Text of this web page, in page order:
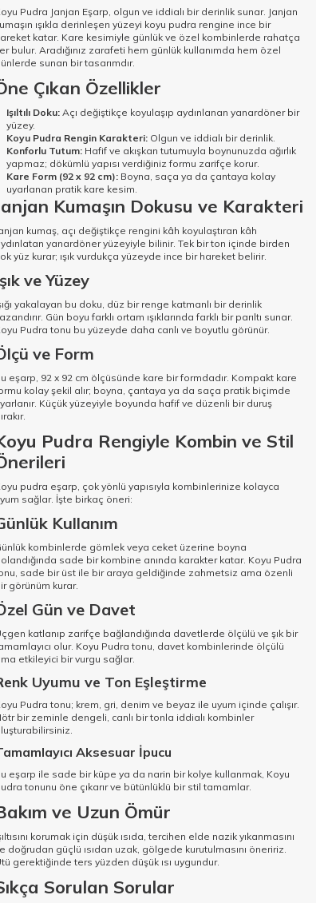
Pudra Janjan Eşarp, olgun ve iddialı bir derinlik sunar. Janjan
ışıkla derinleşen yüzeyi koyu pudra rengine ince bir
katar. Kare kesimiyle günlük ve özel kombinlerde rahatça
bulur. Aradığınız zarafeti hem günlük kullanımda hem özel
sunan bir tasarımdır.
Çıkan Özellikler
Işıltılı Doku: Açı değiştikçe koyulaşıp aydınlanan yanardöner bir
yüzey.
Koyu Pudra Rengin Karakteri: Olgun ve iddialı bir derinlik.
Konforlu Tutum: Hafif ve akışkan tutumuyla boynunuzda ağırlık
yapmaz; dökümlü yapısı verdiğiniz formu zarifçe korur.
Kare Form (92 x 92 cm): Boyna, saça ya da çantaya kolay
uyarlanan pratik kare kesim.
Kumaşın Dokusu ve Karakteri
kumaş, açı değiştikçe rengini kâh koyulaştıran kâh
yanardöner yüzeyiyle bilinir. Tek bir ton içinde birden
yüz kurar; ışık vurdukça yüzeyde ince bir hareket belirir.
ve Yüzey
yakalayan bu doku, düz bir renge katmanlı bir derinlik
Gün boyu farklı ortam ışıklarında farklı bir parıltı sunar.
Pudra tonu bu yüzeyde daha canlı ve boyutlu görünür.
ve Form
eşarp, 92 x 92 cm ölçüsünde kare bir formdadır. Kompakt kare
kolay şekil alır; boyna, çantaya ya da saça pratik biçimde
Küçük yüzeyiyle boyunda hafif ve düzenli bir duruş
Pudra Rengiyle Kombin ve Stil
pudra eşarp, çok yönlü yapısıyla kombinlerinize kolayca
sağlar. İşte birkaç öneri:
Kullanım
kombinlerde gömlek veya ceket üzerine boyna
sade bir kombine anında karakter katar. Koyu Pudra
sade bir üst ile bir araya geldiğinde zahmetsiz ama özenli
görünüm kurar.
Gün ve Davet
katlanıp zarifçe bağlandığında davetlerde ölçülü ve şık bir
olur. Koyu Pudra tonu, davet kombinlerinde ölçülü
etkileyici bir vurgu sağlar.
Uyumu ve Ton Eşleştirme
Pudra tonu; krem, gri, denim ve beyaz ile uyum içinde çalışır.
bir zeminle dengeli, canlı bir tonla iddialı kombinler
Aksesuar İpucu
eşarp ile sade bir küpe ya da narin bir kolye kullanmak, Koyu
tonunu öne çıkarır ve bütünlüklü bir stil tamamlar.
ve Uzun Ömür
korumak için düşük ısıda, tercihen elde nazik yıkanmasını
doğrudan güçlü ısıdan uzak, gölgede kurutulmasını öneririz.
gerektiğinde ters yüzden düşük ısı uygundur.
Sorulan Sorular